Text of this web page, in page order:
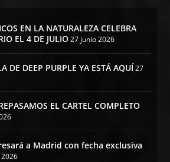
EN LA NATURALEZA CELEBRA
EL 4 DE JULIO 27 junio 2026
DE DEEP PURPLE YA ESTÁ AQUÍ27
EL CARTEL COMPLETO
a Madrid con fecha exclusiva